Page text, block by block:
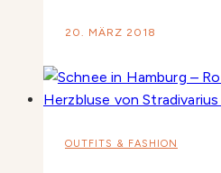
20. MÄRZ 2018
OUTFITS & FASHION